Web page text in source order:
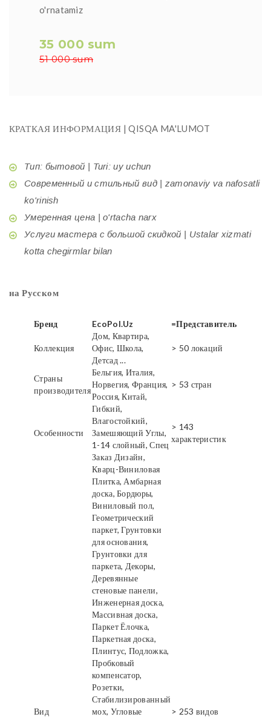
o'rnatamiz
35 000 sum
51 000 sum
КРАТКАЯ ИНФОРМАЦИЯ | QISQA MA'LUMOT
Тип: бытовой | Turi: uy uchun
Современный и стильный вид | zamonaviy va nafosatli
ko'rinish
Умеренная цена | o'rtacha narx
Услуги мастера с большой скидкой | Ustalar xizmati
kotta chegirmlar bilan
на Русском
Бренд EcoPol.Uz =Представитель
Коллекция
Дом, Квартира,
Офис, Школа,
Детсад ...
> 50 локаций
Страны
производителя
Бельгия, Италия,
Норвегия, Франция,
Россия, Китай,
> 53 стран
Особенности
Гибкий,
Влагостойкий,
Замешяющий Углы,
1-14 слойный, Спец
Заказ Дизайн,
> 143
характеристик
Вид
Кварц-Виниловая
Плитка, Амбарная
доска, Бордюры,
Виниловый пол,
Геометрический
паркет, Грунтовки
для основания,
Грунтовки для
паркета, Декоры,
Деревянные
стеновые панели,
Инженерная доска,
Массивная доска,
Паркет Ёлочка,
Паркетная доска,
Плинтус, Подложка,
Пробковый
компенсатор,
Розетки,
Стабилизированный
мох, Угловые
> 253 видов